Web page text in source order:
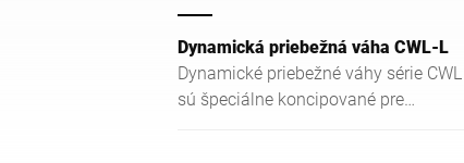
Dynamická priebežná váha CWL-L
Dynamické priebežné váhy série CWL
sú špeciálne koncipované pre